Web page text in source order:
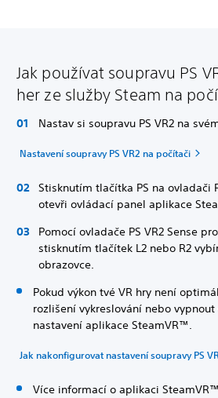
Jak používat soupravu PS
her ze služby Steam na
Nastav si soupravu PS VR2 na
Nastavení soupravy PS VR2 na počítači
Stisknutím tlačítka PS na ovladači
otevři ovládací panel aplikace
Pomocí ovladače PS VR2 Sense
stisknutím tlačítek L2 nebo R2
obrazovce.
Pokud výkon tvé VR hry není
rozlišení vykreslování nebo
nastavení aplikace SteamVR™.
Jak nakonfigurovat nastavení soupravy PS
Více informací o aplikaci